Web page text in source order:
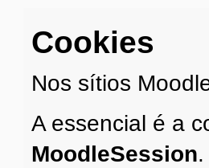
Cookies
Nos sítios
A essencial é a
MoodleSession